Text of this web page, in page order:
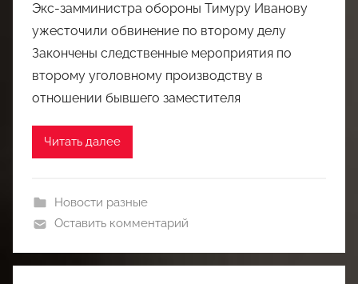
Экс-замминистра обороны Тимуру Иванову
ужесточили обвинение по второму делу
Закончены следственные мероприятия по
второму уголовному производству в
отношении бывшего заместителя
Читать далее
Новости разные
Оставить комментарий